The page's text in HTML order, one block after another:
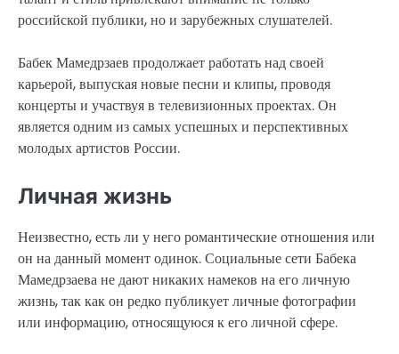
российской публики, но и зарубежных слушателей.
Бабек Мамедрзаев продолжает работать над своей
карьерой, выпуская новые песни и клипы, проводя
концерты и участвуя в телевизионных проектах. Он
является одним из самых успешных и перспективных
молодых артистов России.
Личная жизнь
Неизвестно, есть ли у него романтические отношения или
он на данный момент одинок. Социальные сети Бабека
Мамедрзаева не дают никаких намеков на его личную
жизнь, так как он редко публикует личные фотографии
или информацию, относящуюся к его личной сфере.